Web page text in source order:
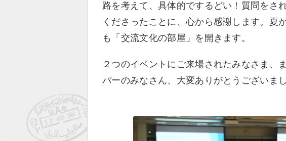
路を考えて、具体的でするどい！質問をさ
くださったことに、心から感謝します。夏
も「交流文化の部屋」を開きます。
２つのイベントにご来場されたみなさま、
バーのみなさん、大変ありがとうございまし